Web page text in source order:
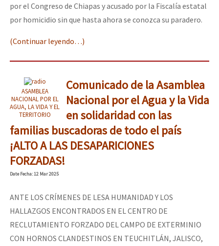
por el Congreso de Chiapas y acusado por la Fiscalía estatal
por homicidio sin que hasta ahora se conozca su paradero.
(Continuar leyendo…)
ASAMBLEA
NACIONAL POR EL
AGUA, LA VIDA Y EL
TERRITORIO
Comunicado de la Asamblea
Nacional por el Agua y la Vida
en solidaridad con las
familias buscadoras de todo el país
¡ALTO A LAS DESAPARICIONES
FORZADAS!
DateFecha: 12 Mar 2025
ANTE LOS CRÍMENES DE LESA HUMANIDAD Y LOS
HALLAZGOS ENCONTRADOS EN EL CENTRO DE
RECLUTAMIENTO FORZADO DEL CAMPO DE EXTERMINIO
CON HORNOS CLANDESTINOS EN TEUCHITLÁN, JALISCO,